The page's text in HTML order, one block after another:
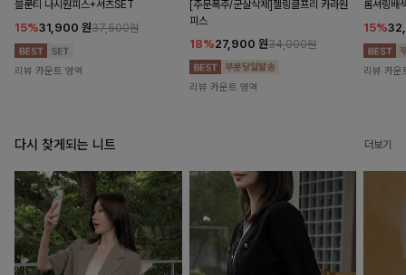
블룬티 나시원피스+셔츠SET
15%31,900 원37,500원
리뷰 카운트 영역
[주문폭주/군살삭제]젤링클프리 카라원
피스
18%27,900 원34,000원
리뷰 카운트 영역
롬셔링배
15%
리뷰 카운
다시 찾게되는 니트 더보기